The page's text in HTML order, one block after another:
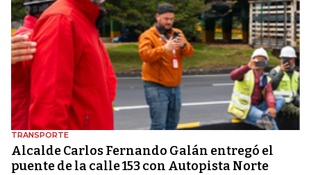
TRANSPORTE
Alcalde Carlos Fernando Galán entregó el
puente de la calle 153 con Autopista Norte